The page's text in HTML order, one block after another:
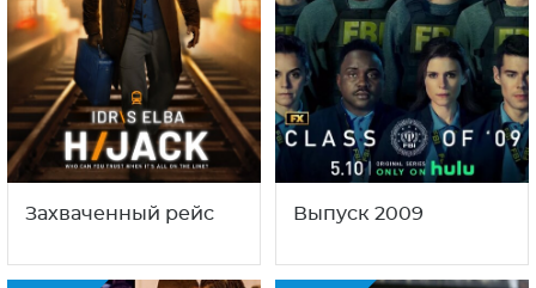
Захваченный рейс Выпуск 2009